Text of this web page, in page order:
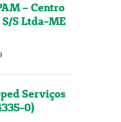
– Centro
S Ltda-ME
Serviços
0)